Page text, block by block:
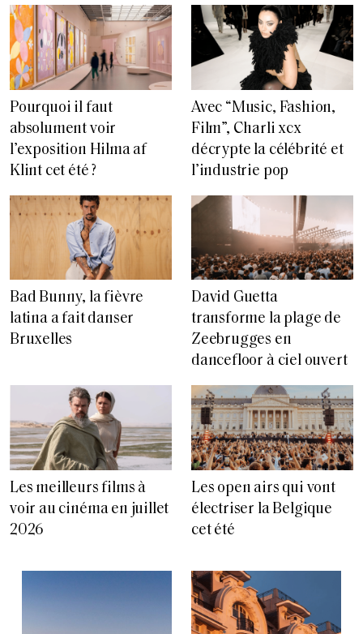
Pourquoi il faut
absolument voir
l’exposition Hilma af
Klint cet été ?
Avec “Music, Fashion,
Film”, Charli xcx
décrypte la célébrité et
l’industrie pop
Bad Bunny, la fièvre
latina a fait danser
Bruxelles
David Guetta
transforme la plage de
Zeebrugges en
dancefloor à ciel ouvert
Les meilleurs films à
voir au cinéma en juillet
2026
Les open airs qui vont
électriser la Belgique
cet été